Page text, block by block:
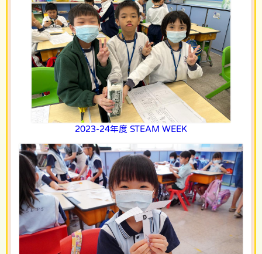
2023-24年度 STEAM WEEK